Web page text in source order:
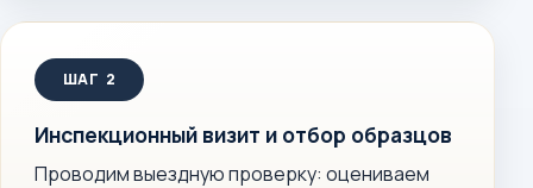
Инспекционный визит и отбор образцов
Проводим выездную проверку: оцениваем